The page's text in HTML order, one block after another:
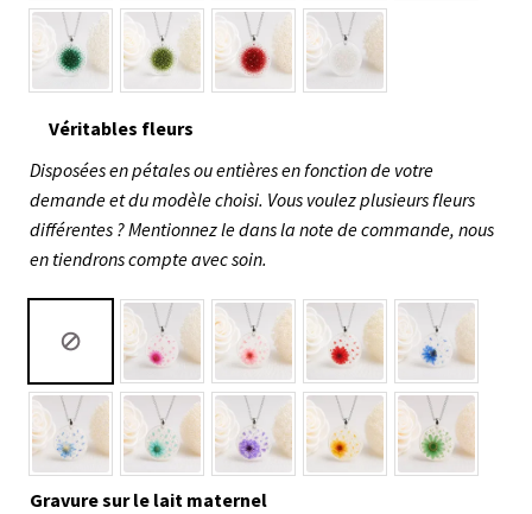
Véritables fleurs
Disposées en pétales ou entières en fonction de votre
demande et du modèle choisi. Vous voulez plusieurs fleurs
différentes ? Mentionnez le dans la note de commande, nous
en tiendrons compte avec soin.
Gravure sur le lait maternel